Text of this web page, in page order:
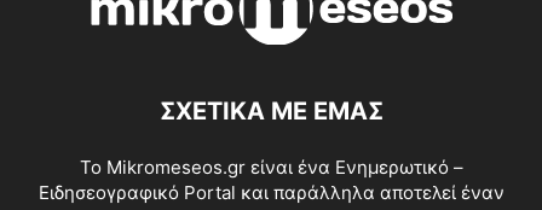
ΣΧΕΤΙΚΑ ΜΕ ΕΜΑΣ
Το Mikromeseos.gr είναι ένα Ενημερωτικό –
Ειδησεογραφικό Portal και παράλληλα αποτελεί έναν